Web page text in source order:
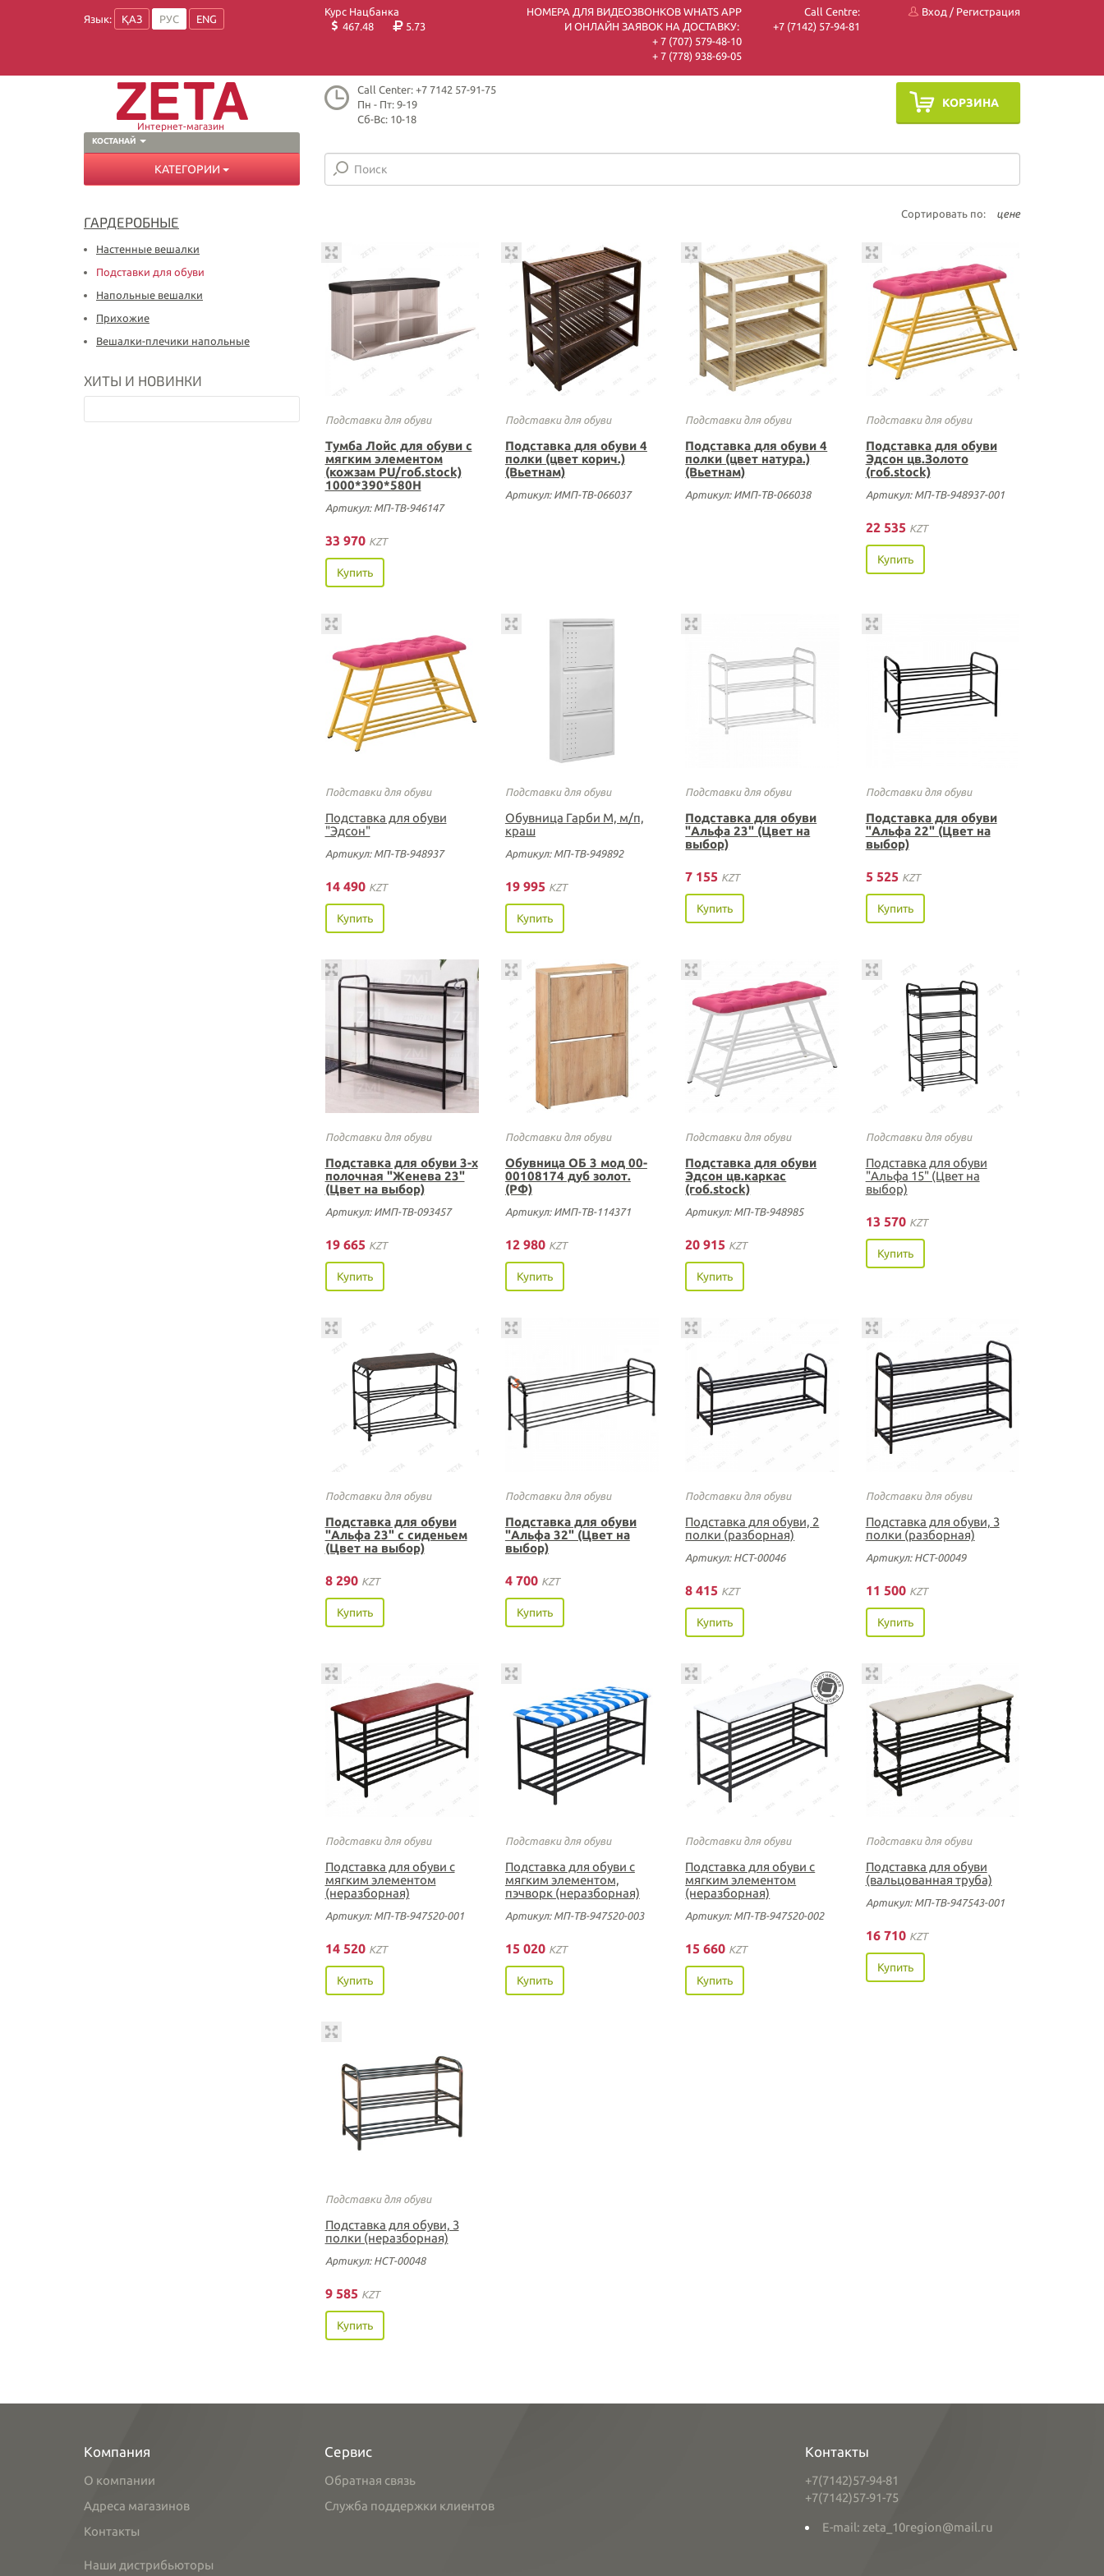
Язык: ҚАЗ РУС ENG
Курс Нацбанка
467.48
5.73
НОМЕРА ДЛЯ ВИДЕОЗВОНКОВ WHATS APP
И ОНЛАЙН ЗАЯВОК НА ДОСТАВКУ:
+ 7 (707) 579-48-10
+ 7 (778) 938-69-05
Call Centre:
+7 (7142) 57-94-81
Вход / Регистрация
КОСТАНАЙ
Интернет-магазин
Call Center: +7 7142 57-91-75
Пн - Пт: 9-19
Сб-Вс: 10-18
КОРЗИНА
КАТЕГОРИИ
ГАРДЕРОБНЫЕ
Настенные вешалки
Подставки для обуви
Напольные вешалки
Прихожие
Вешалки-плечики напольные
ХИТЫ И НОВИНКИ
Сортировать по: цене
Подставки для обуви
Тумба Лойс для обуви с
мягким элементом
(кожзам PU/гоб.stock)
1000*390*580Н
Артикул: МП-ТВ-946147
33 970 KZT
Купить
Подставки для обуви
Подставка для обуви 4
полки (цвет корич.)
(Вьетнам)
Артикул: ИМП-ТВ-066037
Подставки для обуви
Подставка для обуви 4
полки (цвет натура.)
(Вьетнам)
Артикул: ИМП-ТВ-066038
Подставки для обуви
Подставка для обуви
Эдсон цв.Золото
(гоб.stock)
Артикул: МП-ТВ-948937-001
22 535 KZT
Купить
Подставки для обуви
Подставка для обуви
"Эдсон"
Артикул: МП-ТВ-948937
14 490 KZT
Купить
Подставки для обуви
Обувница Гарби М, м/п,
краш
Артикул: МП-ТВ-949892
19 995 KZT
Купить
Подставки для обуви
Подставка для обуви
"Альфа 23" (Цвет на
выбор)
7 155 KZT
Купить
Подставки для обуви
Подставка для обуви
"Альфа 22" (Цвет на
выбор)
5 525 KZT
Купить
Подставки для обуви
Подставка для обуви 3-х
полочная "Женева 23"
(Цвет на выбор)
Артикул: ИМП-ТВ-093457
19 665 KZT
Купить
Подставки для обуви
Обувница ОБ 3 мод 00-
00108174 дуб золот.
(РФ)
Артикул: ИМП-ТВ-114371
12 980 KZT
Купить
Подставки для обуви
Подставка для обуви
Эдсон цв.каркас
(гоб.stock)
Артикул: МП-ТВ-948985
20 915 KZT
Купить
Подставки для обуви
Подставка для обуви
"Альфа 15" (Цвет на
выбор)
13 570 KZT
Купить
Подставки для обуви
Подставка для обуви
"Альфа 23" с сиденьем
(Цвет на выбор)
8 290 KZT
Купить
Подставки для обуви
Подставка для обуви
"Альфа 32" (Цвет на
выбор)
4 700 KZT
Купить
Подставки для обуви
Подставка для обуви, 2
полки (разборная)
Артикул: НСТ-00046
8 415 KZT
Купить
Подставки для обуви
Подставка для обуви, 3
полки (разборная)
Артикул: НСТ-00049
11 500 KZT
Купить
Подставки для обуви
Подставка для обуви с
мягким элементом
(неразборная)
Артикул: МП-ТВ-947520-001
14 520 KZT
Купить
Подставки для обуви
Подставка для обуви с
мягким элементом,
пэчворк (неразборная)
Артикул: МП-ТВ-947520-003
15 020 KZT
Купить
Подставки для обуви
Подставка для обуви с
мягким элементом
(неразборная)
Артикул: МП-ТВ-947520-002
15 660 KZT
Купить
Подставки для обуви
Подставка для обуви
(вальцованная труба)
Артикул: МП-ТВ-947543-001
16 710 KZT
Купить
Подставки для обуви
Подставка для обуви, 3
полки (неразборная)
Артикул: НСТ-00048
9 585 KZT
Купить
Компания
О компании
Адреса магазинов
Контакты
Наши дистрибьюторы
Сервис
Обратная связь
Служба поддержки клиентов
Контакты
+7(7142)57-94-81
+7(7142)57-91-75
E-mail: zeta_10region@mail.ru